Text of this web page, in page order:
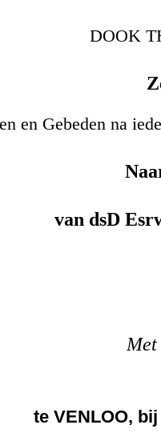
DOOK
en Gebeden na
van dsD
te VENLOO,